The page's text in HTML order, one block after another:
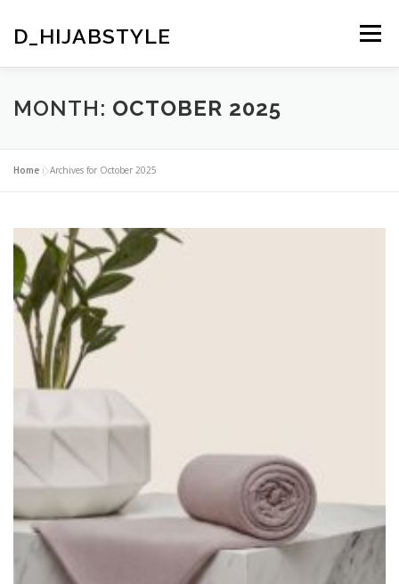
content
D_HIJABSTYLE Menu
KONTAK KAMI GALLERY PRODUK AND JASA
SEJARAH VISI KAMI
MONTH: OCTOBER 2025
Home »Archives for October 2025